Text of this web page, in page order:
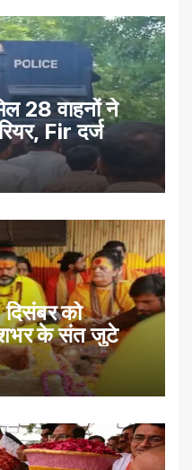
28 वाहनों ने
Fir दर्ज
को
के संत जुटे